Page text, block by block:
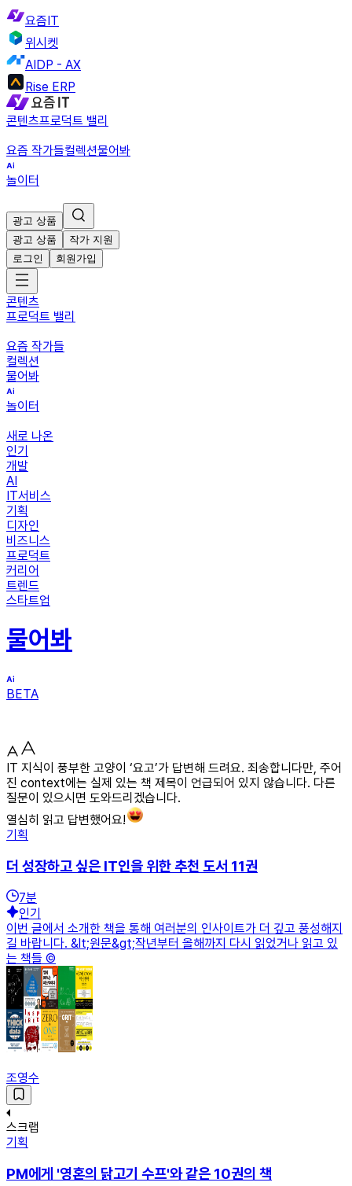
요즘IT
위시켓
AIDP - AX
Rise ERP
콘텐츠프로덕트 밸리
요즘 작가들컬렉션물어봐
놀이터
광고 상품
광고 상품
작가 지원
로그인
회원가입
콘텐츠
프로덕트 밸리
요즘 작가들
컬렉션
물어봐
놀이터
새로 나온
인기
개발
AI
IT서비스
기획
디자인
비즈니스
프로덕트
커리어
트렌드
스타트업
물어봐
BETA
IT 지식이 풍부한 고양이 ‘요고’가 답변해 드려요. 죄송합니다만, 주어
진 context에는 실제 있는 책 제목이 언급되어 있지 않습니다. 다른
질문이 있으시면 도와드리겠습니다.
열심히 읽고 답변했어요!
기획
더 성장하고 싶은 IT인을 위한 추천 도서 11권
7분
인기
이번 글에서 소개한 책을 통해 여러분의 인사이트가 더 깊고 풍성해지
길 바랍니다. &lt;원문&gt;작년부터 올해까지 다시 읽었거나 읽고 있
는 책들 ©️
조영수
스크랩
기획
PM에게 '영혼의 닭고기 수프'와 같은 10권의 책